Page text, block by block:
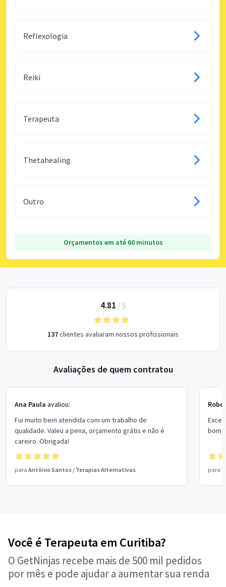
Reflexologia
Reiki
Terapeuta
Thetahealing
Outro
Orçamentos em até 60 minutos
4.81 / 5
137clientes avaliaram nossos profissionais
Avaliações de quem contratou
Ana Paula avaliou:
Fui muito bem atendida com um trabalho de
qualidade. Valeu a pena, orçamento grátis e não é
careiro. Obrigada!
para Antônio Santos / Terapias Alternativas
bom
para
Você é Terapeuta em Curitiba?
O GetNinjas recebe mais de 500 mil pedidos
por mês e pode ajudar a aumentar sua renda